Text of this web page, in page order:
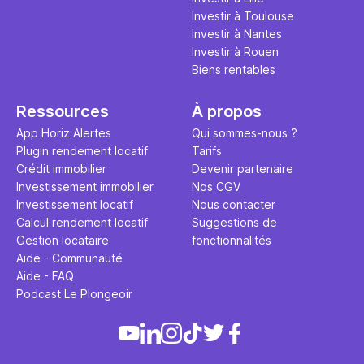
Investir à Toulouse
Investir à Nantes
Investir à Rouen
Biens rentables
Ressources
App Horiz Alertes
Plugin rendement locatif
Crédit immobilier
Investissement immobilier
Investissement locatif
Calcul rendement locatif
Gestion locataire
Aide - Communauté
Aide - FAQ
Podcast Le Plongeoir
À propos
Qui sommes-nous ?
Tarifs
Devenir partenaire
Nos CGV
Nous contacter
Suggestions de
fonctionnalités